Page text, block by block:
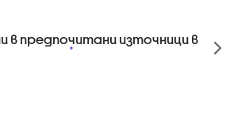
в предпочитани източници в